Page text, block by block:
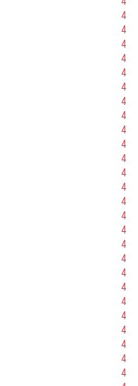
4
4
4
4
4
4
4
4
4
4
4
4
4
4
4
4
4
4
4
4
4
4
4
4
4
4
4